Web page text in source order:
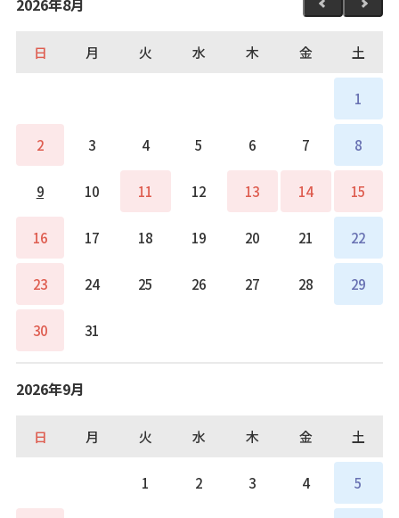
2026年8月
日 月 火 水 木 金 土
1
2 3 4 5 6 7 8
9 10 11 12 13 14 15
16 17 18 19 20 21 22
23 24 25 26 27 28 29
30 31
2026年9月
日 月 火 水 木 金 土
1 2 3 4 5